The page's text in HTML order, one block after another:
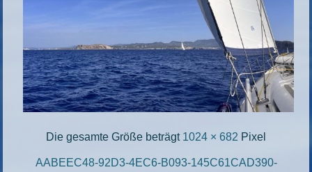
Die gesamte Größe beträgt 1024 × 682 Pixel
AABEEC48-92D3-4EC6-B093-145C61CAD390-